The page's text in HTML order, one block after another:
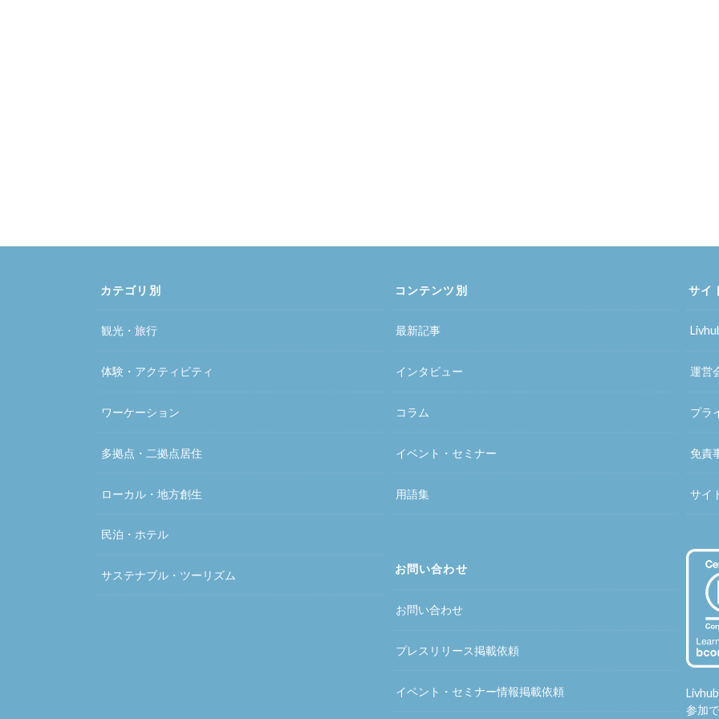
カテゴリ別
観光・旅行
体験・アクティビティ
ワーケーション
多拠点・二拠点居住
ローカル・地方創生
民泊・ホテル
サステナブル・ツーリズム
コンテンツ別
最新記事
インタビュー
コラム
イベント・セミナー
用語集
お問い合わせ
お問い合わせ
プレスリリース掲載依頼
イベント・セミナー情報掲載依頼
サイ
運営
プラ
免責
サイ
参加